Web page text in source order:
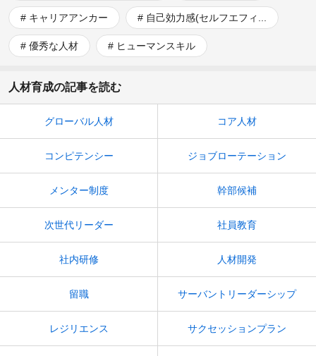
キャリアアンカー 自己効力感(セルフエフィ...
優秀な人材 ヒューマンスキル
人材育成の記事を読む
グローバル人材 コア人材
コンピテンシー ジョブローテーション
メンター制度 幹部候補
次世代リーダー 社員教育
社内研修 人材開発
留職 サーバントリーダーシップ
レジリエンス サクセッションプラン